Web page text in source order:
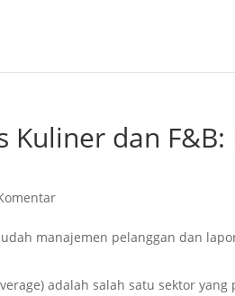
Kuliner dan F&B:
adalah salah satu sektor